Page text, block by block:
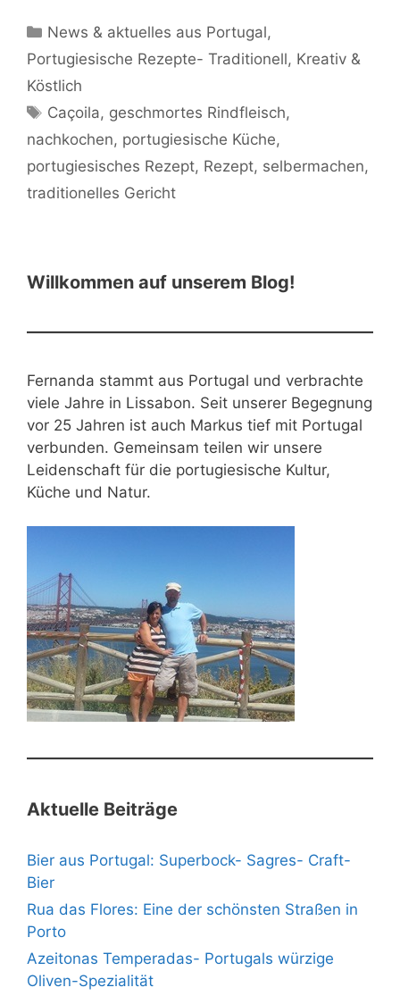
Kategorien
News & aktuelles aus Portugal,
Portugiesische Rezepte- Traditionell, Kreativ &
Köstlich
Schlagwörter
Caçoila, geschmortes Rindfleisch,
nachkochen, portugiesische Küche,
portugiesisches Rezept, Rezept, selbermachen,
traditionelles Gericht
Willkommen auf unserem Blog!
Fernanda stammt aus Portugal und verbrachte
viele Jahre in Lissabon. Seit unserer Begegnung
vor 25 Jahren ist auch Markus tief mit Portugal
verbunden. Gemeinsam teilen wir unsere
Leidenschaft für die portugiesische Kultur,
Küche und Natur.
Aktuelle Beiträge
Bier aus Portugal: Superbock- Sagres- Craft-
Bier
Rua das Flores: Eine der schönsten Straßen in
Porto
Azeitonas Temperadas- Portugals würzige
Oliven-Spezialität